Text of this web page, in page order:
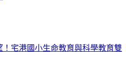
宅港國小生命教育與科學教育雙